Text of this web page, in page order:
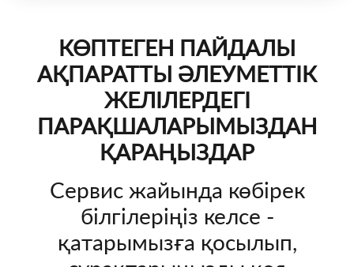
КӨПТЕГЕН ПАЙДАЛЫ
АҚПАРАТТЫ ӘЛЕУМЕТТІК
ЖЕЛІЛЕРДЕГІ
ПАРАҚШАЛАРЫМЫЗДАН
ҚАРАҢЫЗДАР
Сервис жайында көбірек
білгілеріңіз келсе -
қатарымызға қосылып,